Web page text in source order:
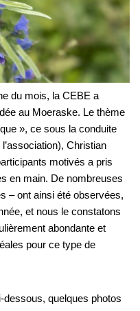
du mois, la CEBE a
au Moeraske. Le thème
», ce sous la conduite
Christian
motivés a pris
en main. De nombreuses
– ont ainsi été observées,
et nous le constatons
abondante et
pour ce type de
dessous, quelques photos